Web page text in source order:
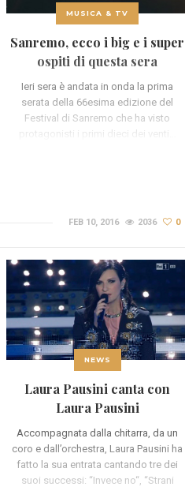
MUSICA & TV
Sanremo, ecco i big e i super
ospiti di questa sera
Ieri sera è andata in onda la prima
serata della 66esima edizione del
Festival di Sanremo che ha visto
protagonisti i primi dieci dei venti…
FEB 10, 2016 2036 0
NEWS
Laura Pausini canta con
Laura Pausini
Accompagnata dalla chitarra, da un
coro e dall’orchestra, Laura Pausini ha
fatto la sua entrata cantando tre dei
suoi successi: “Invece no“, “Strani